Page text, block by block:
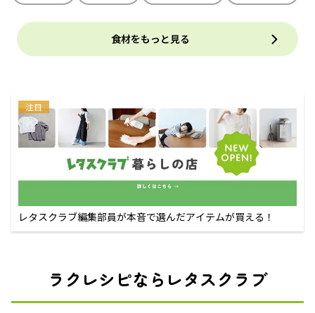
食材をもっと見る
注目
レタスクラブ編集部員が本音で選んだアイテムが買える！
ラクレシピならレタスクラブ